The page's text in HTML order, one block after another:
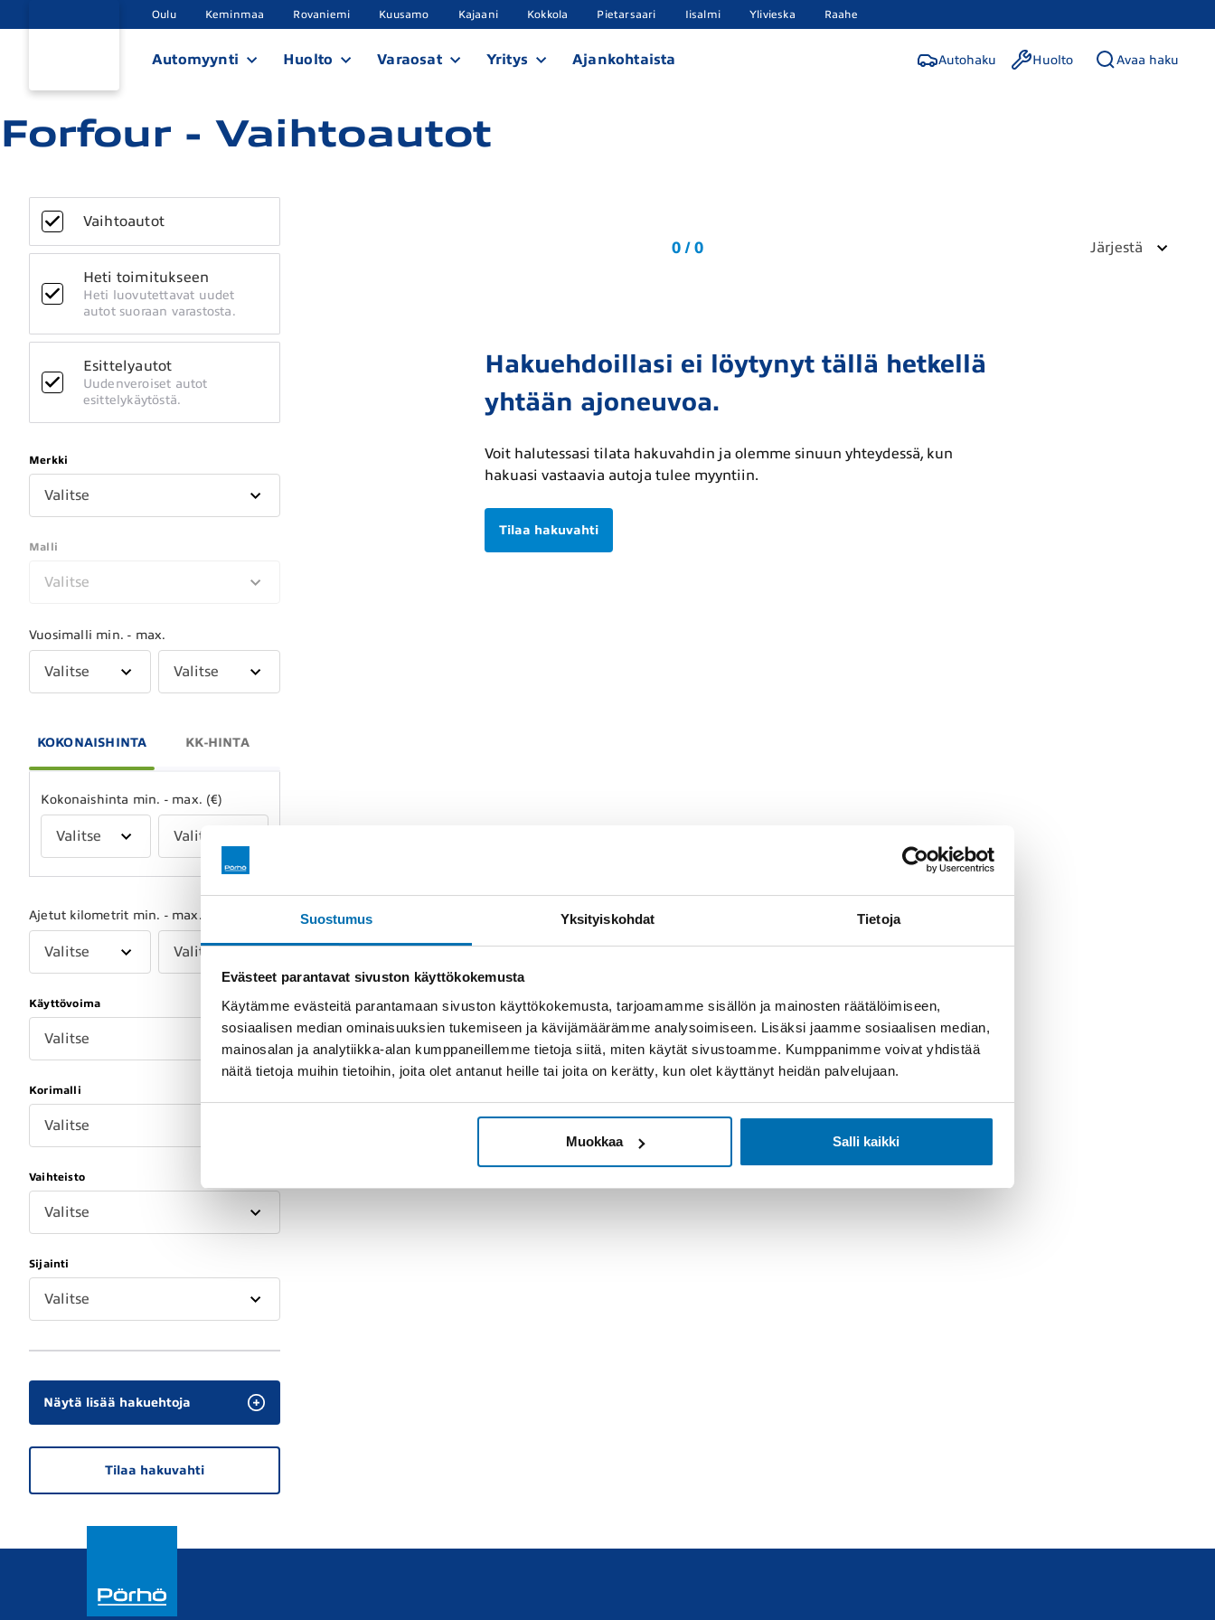
Suostumus Yksityiskohdat Tietoja
Evästeet parantavat sivuston käyttökokemusta
Käytämme evästeitä parantamaan sivuston käyttökokemusta, tarjoamamme sisällön ja mainosten räätälöimiseen,
sosiaalisen median ominaisuuksien tukemiseen ja kävijämäärämme analysoimiseen. Lisäksi jaamme sosiaalisen median,
mainosalan ja analytiikka-alan kumppaneillemme tietoja siitä, miten käytät sivustoamme. Kumppanimme voivat yhdistää
näitä tietoja muihin tietoihin, joita olet antanut heille tai joita on kerätty, kun olet käyttänyt heidän palvelujaan.
Muokkaa Salli kaikki
Oulu Keminmaa Rovaniemi Kuusamo Kajaani Kokkola Pietarsaari Iisalmi Ylivieska Raahe
Automyynti Huolto Varaosat Yritys Ajankohtaista Autohaku Huolto Avaa haku
Forfour - Vaihtoautot
Vaihtoautot
Heti toimitukseen
Heti luovutettavat uudet
autot suoraan varastosta.
Esittelyautot
Uudenveroiset autot
esittelykäytöstä.
Merkki
Valitse
Malli
Valitse
Vuosimalli min. - max.
Valitse Valitse
KOKONAISHINTA KK-HINTA
Kokonaishinta min. - max. (€)
Valitse Valitse
Ajetut kilometrit min. - max.
Valitse Valitse
Käyttövoima
Valitse
Korimalli
Valitse
Vaihteisto
Valitse
Sijainti
Valitse
Näytä lisää hakuehtoja
Tilaa hakuvahti
0 / 0 Järjestä
Hakuehdoillasi ei löytynyt tällä hetkellä
yhtään ajoneuvoa.
Voit halutessasi tilata hakuvahdin ja olemme sinuun yhteydessä, kun
hakuasi vastaavia autoja tulee myyntiin.
Tilaa hakuvahti